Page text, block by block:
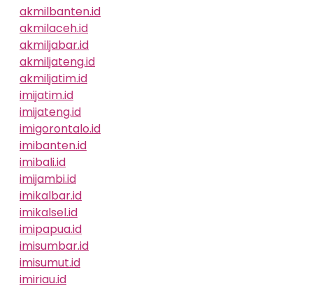
akmilbanten.id
akmilaceh.id
akmiljabar.id
akmiljateng.id
akmiljatim.id
imijatim.id
imijateng.id
imigorontalo.id
imibanten.id
imibali.id
imijambi.id
imikalbar.id
imikalsel.id
imipapua.id
imisumbar.id
imisumut.id
imiriau.id